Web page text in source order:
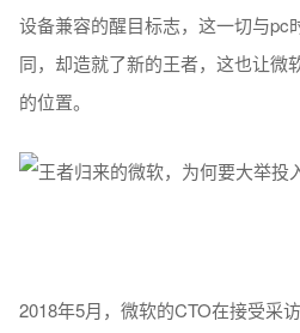
设备兼容的醒目标志，这一切与pc
同，却造就了新的王者，这也让微
的位置。
2018年5月，微软的CTO在接受采